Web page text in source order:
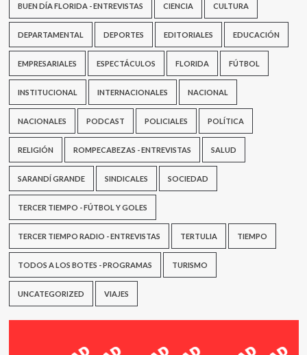
BUEN DÍA FLORIDA - ENTREVISTAS CIENCIA CULTURA
DEPARTAMENTAL DEPORTES EDITORIALES EDUCACIÓN
EMPRESARIALES ESPECTÁCULOS FLORIDA FÚTBOL
INSTITUCIONAL INTERNACIONALES NACIONAL
NACIONALES PODCAST POLICIALES POLÍTICA
RELIGIÓN ROMPECABEZAS - ENTREVISTAS SALUD
SARANDÍ GRANDE SINDICALES SOCIEDAD
TERCER TIEMPO - FÚTBOL Y GOLES
TERCER TIEMPO RADIO - ENTREVISTAS TERTULIA TIEMPO
TODOS A LOS BOTES - PROGRAMAS TURISMO
UNCATEGORIZED VIAJES